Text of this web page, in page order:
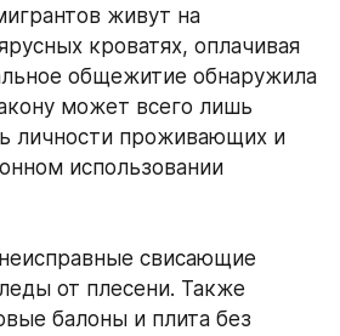
живут на
кроватях, оплачивая
общежитие обнаружила
может всего лишь
личности проживающих и
использовании
свисающие
от плесени. Также
балоны и плита без